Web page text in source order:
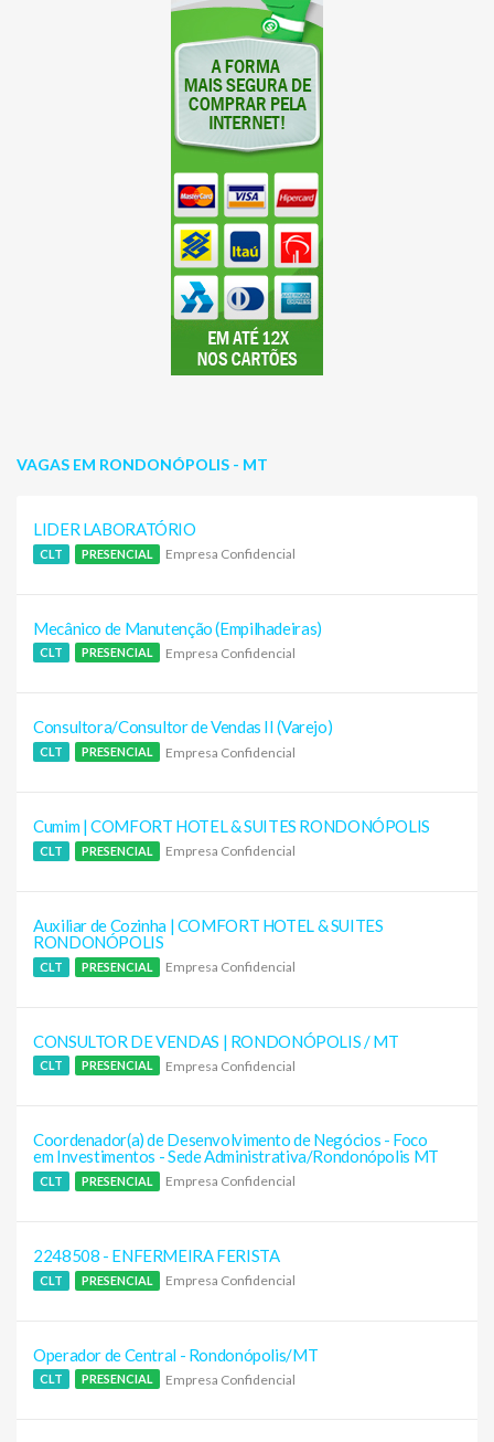
VAGAS EM RONDONÓPOLIS - MT
LIDER LABORATÓRIO
CLT PRESENCIAL Empresa Confidencial
Mecânico de Manutenção (Empilhadeiras)
CLT PRESENCIAL Empresa Confidencial
Consultora/Consultor de Vendas II (Varejo)
CLT PRESENCIAL Empresa Confidencial
Cumim | COMFORT HOTEL & SUITES RONDONÓPOLIS
CLT PRESENCIAL Empresa Confidencial
Auxiliar de Cozinha | COMFORT HOTEL & SUITES
RONDONÓPOLIS
CLT PRESENCIAL Empresa Confidencial
CONSULTOR DE VENDAS | RONDONÓPOLIS / MT
CLT PRESENCIAL Empresa Confidencial
Coordenador(a) de Desenvolvimento de Negócios - Foco
em Investimentos - Sede Administrativa/Rondonópolis MT
CLT PRESENCIAL Empresa Confidencial
2248508 - ENFERMEIRA FERISTA
CLT PRESENCIAL Empresa Confidencial
Operador de Central - Rondonópolis/MT
CLT PRESENCIAL Empresa Confidencial